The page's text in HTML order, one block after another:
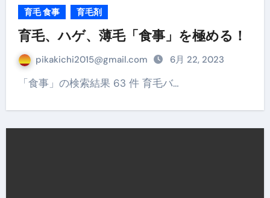
育毛 食事 育毛剤
育毛、ハゲ、薄毛「食事」を極める！
pikakichi2015@gmail.com 6月 22, 2023
「食事」の検索結果 63 件 育毛バ…